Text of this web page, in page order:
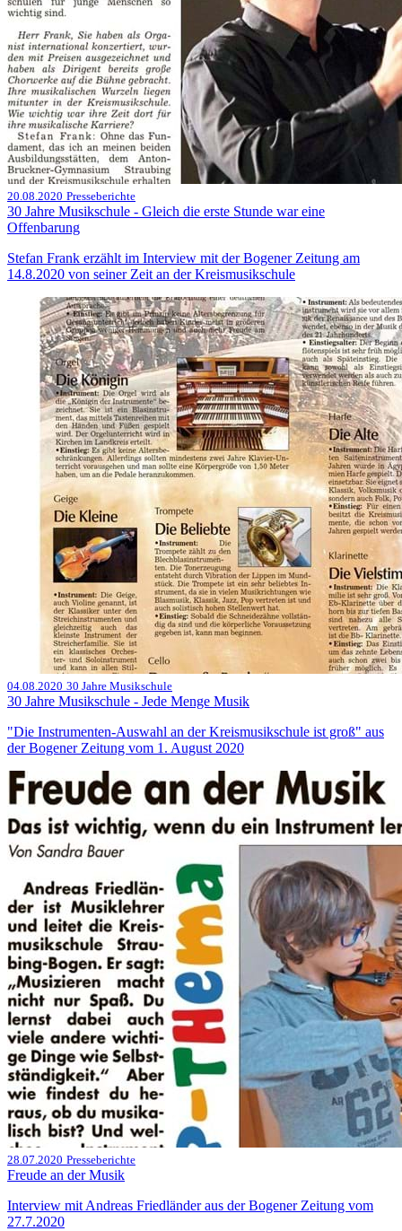
20.08.2020 Presseberichte
30 Jahre Musikschule - Gleich die erste Stunde war eine
Offenbarung
Stefan Frank erzählt im Interview mit der Bogener Zeitung am
14.8.2020 von seiner Zeit an der Kreismusikschule
04.08.2020 30 Jahre Musikschule
30 Jahre Musikschule - Jede Menge Musik
"Die Instrumenten-Auswahl an der Kreismusikschule ist groß" aus
der Bogener Zeitung vom 1. August 2020
28.07.2020 Presseberichte
Freude an der Musik
Interview mit Andreas Friedländer aus der Bogener Zeitung vom
27.7.2020